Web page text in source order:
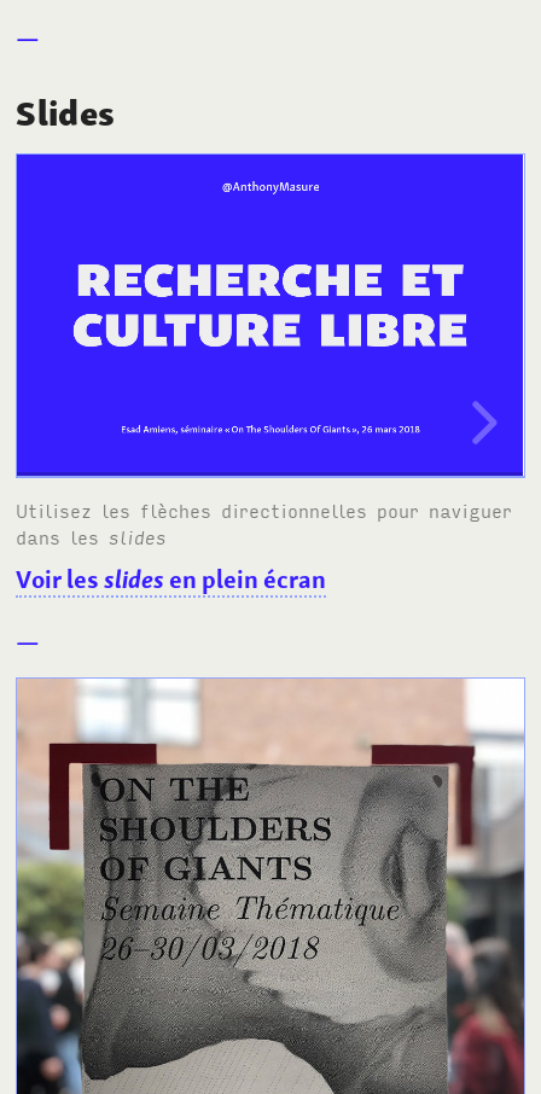
Slides
Utilisez les flèches directionnelles pour naviguer
dans les slides
Voir lesslides en plein écran